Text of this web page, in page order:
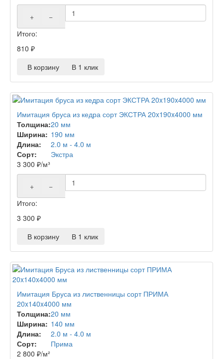
+
−
Итого:
810 ₽
В корзину
В 1 клик
Имитация бруса из кедра сорт ЭКСТРА 20x190x4000 мм
Толщина:20 мм
Ширина: 190 мм
Длина:
2.0 м - 4.0 м
Сорт:
Экстра
3 300 ₽/м³
+
−
Итого:
3 300 ₽
В корзину
В 1 клик
Имитация Бруса из лиственницы сорт ПРИМА
20x140x4000 мм
Толщина:20 мм
Ширина: 140 мм
Длина:
2.0 м - 4.0 м
Сорт:
Прима
2 800 ₽/м²